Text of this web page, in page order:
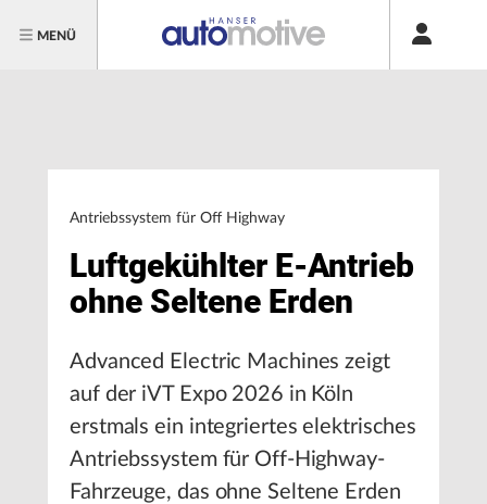
MENÜ
Antriebssystem für Off Highway
Luftgekühlter E-Antrieb
ohne Seltene Erden
Advanced Electric Machines zeigt
auf der iVT Expo 2026 in Köln
erstmals ein integriertes elektrisches
Antriebssystem für Off-Highway-
Fahrzeuge, das ohne Seltene Erden